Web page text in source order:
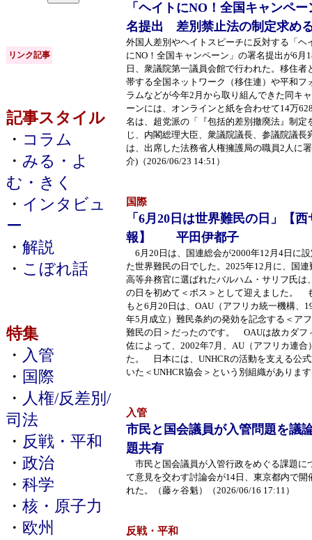
リンク記事
記事スタイル
・ コラム
・ みる・よ
む・きく
・ インタビュ
ー
・ 解説
・ こぼれ話
特集
・ 入管
・ 国際
・ 人権/反差別/
司法
・ 反戦・平和
・ 政治
・ 科学
・ 核・原子力
・ 欧州
「ヘイトにNO！全国キャンペ
名提出 差別禁止法の制定求め
外国人差別やヘイトスピーチに反対する「ヘ
にNO！全国キャンペーン」の署名提出が6月
日、衆議院第一議員会館で行われた。移住者
帯する全国ネットワーク（移住連）や平和フ
ラムなどが今年2月から取り組んできた同キ
ーンには、オンラインと紙を合わせて14万
名は、超党派の「『包括的差別撤廃法』制定
じ、内閣総理大臣、衆議院議長、参議院議
は、出席した法務省人権擁護局の職員2人に
介)（2026/06/23 14:51）
国際
「6月20日は世界難民の日」【
報】 平田伊都子
6月20日は、国連総会が2000年12月4日に
た世界難民の日でした。2025年12月に、国連
高等弁務官に選ばれたバルハム・サリフ氏は
の日を初めて＜ボス＞として迎えました。
もと6月20日は、OAU（アフリカ統一機構、
年5月成立）難民条約の発効を記念する＜ア
難民の日＞だったのです。 OAUは故カダフ
佐によって、2002年7月、AU（アフリカ連合
た。 日本には、UNHCRの活動を支える公
いた＜UNHCR協会＞という別組織がありま
入管
市民と国会議員が入管問題を
題共有
市民と国会議員が入管行政をめぐる課題に
て意見を交わす討論会が14日、東京都内で開
れた。（藤ヶ谷魁）（2026/06/16 17:11）
反戦・平和